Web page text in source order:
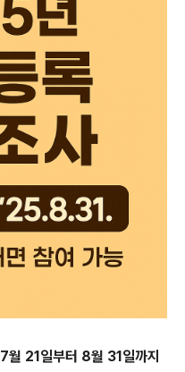
7월 21일부터 8월 31일까지